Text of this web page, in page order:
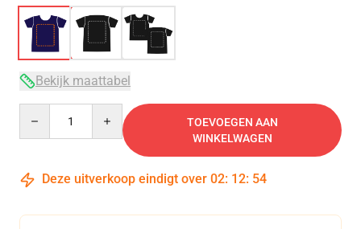
Bekijk maattabel
TOEVOEGEN AAN
WINKELWAGEN
Deze uitverkoop eindigt over 02: 12: 53